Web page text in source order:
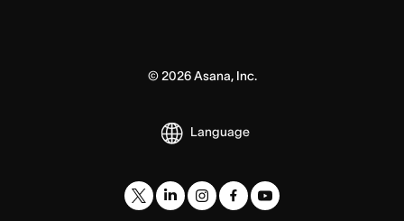
© 2026Asana, Inc.
Language